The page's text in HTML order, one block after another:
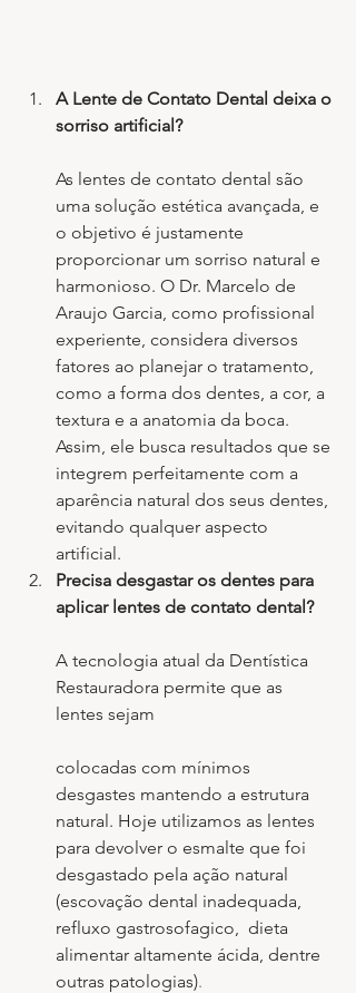
A Lente de Contato Dental deixa o
sorriso artificial?
As lentes de contato dental são
uma solução estética avançada, e
o objetivo é justamente
proporcionar um sorriso natural e
harmonioso. O Dr. Marcelo de
Araujo Garcia, como profissional
experiente, considera diversos
fatores ao planejar o tratamento,
como a forma dos dentes, a cor, a
textura e a anatomia da boca.
Assim, ele busca resultados que se
integrem perfeitamente com a
aparência natural dos seus dentes,
evitando qualquer aspecto
artificial.
Precisa desgastar os dentes para
aplicar lentes de contato dental?
A tecnologia atual da Dentística
Restauradora permite que as
lentes sejam
colocadas com mínimos
desgastes mantendo a estrutura
natural. Hoje utilizamos as lentes
para devolver o esmalte que foi
desgastado pela ação natural
(escovação dental inadequada,
refluxo gastrosofagico,  dieta
alimentar altamente ácida, dentre
outras patologias).